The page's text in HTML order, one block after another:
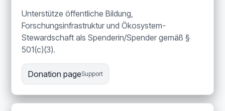
Unterstütze öffentliche Bildung,
Forschungsinfrastruktur und Ökosystem-
Stewardschaft als Spenderin/Spender gemäß §
501(c)(3).
Donation pageSupport